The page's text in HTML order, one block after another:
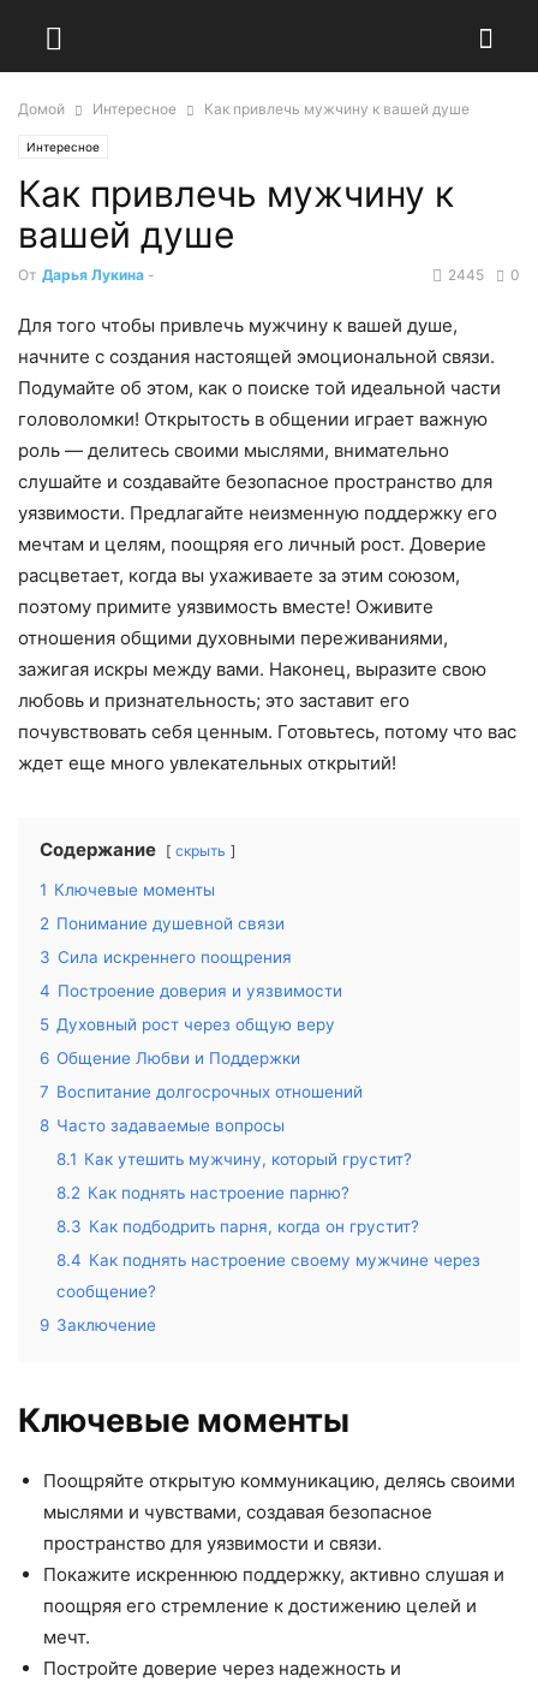
Домой Интересное Как привлечь мужчину к вашей душе
Интересное
Как привлечь мужчину к
вашей душе
От Дарья Лукина - 0
2445
Для того чтобы привлечь мужчину к вашей душе,
начните с создания настоящей эмоциональной связи.
Подумайте об этом, как о поиске той идеальной части
головоломки! Открытость в общении играет важную
роль — делитесь своими мыслями, внимательно
слушайте и создавайте безопасное пространство для
уязвимости. Предлагайте неизменную поддержку его
мечтам и целям, поощряя его личный рост. Доверие
расцветает, когда вы ухаживаете за этим союзом,
поэтому примите уязвимость вместе! Оживите
отношения общими духовными переживаниями,
зажигая искры между вами. Наконец, выразите свою
любовь и признательность; это заставит его
почувствовать себя ценным. Готовьтесь, потому что вас
ждет еще много увлекательных открытий!
Содержание скрыть
1 Ключевые моменты
2 Понимание душевной связи
3 Сила искреннего поощрения
4 Построение доверия и уязвимости
5 Духовный рост через общую веру
6 Общение Любви и Поддержки
7 Воспитание долгосрочных отношений
8 Часто задаваемые вопросы
8.1 Как утешить мужчину, который грустит?
8.2 Как поднять настроение парню?
8.3 Как подбодрить парня, когда он грустит?
8.4 Как поднять настроение своему мужчине через
сообщение?
9 Заключение
Ключевые моменты
Поощряйте открытую коммуникацию, делясь своими
мыслями и чувствами, создавая безопасное
пространство для уязвимости и связи.
Покажите искреннюю поддержку, активно слушая и
поощряя его стремление к достижению целей и
мечт.
Постройте доверие через надежность и